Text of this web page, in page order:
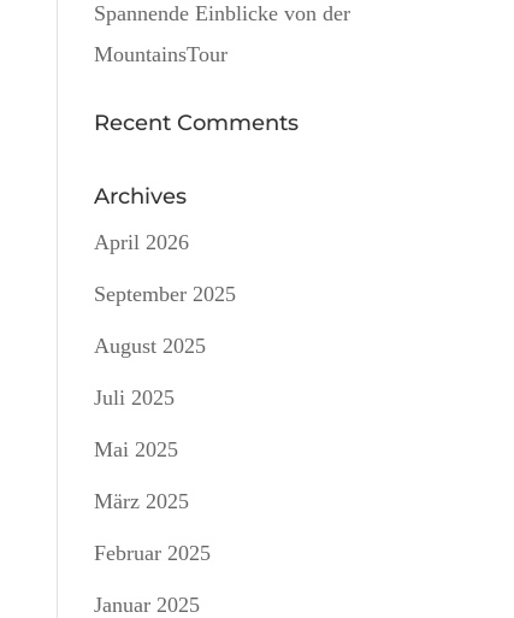
Spannende Einblicke von der
MountainsTour
Recent Comments
Archives
April 2026
September 2025
August 2025
Juli 2025
Mai 2025
März 2025
Februar 2025
Januar 2025